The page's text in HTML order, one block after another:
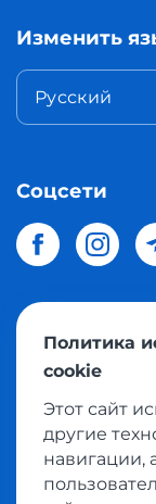
Изменить
Русский
Соцсети
© 2026 Meest
магазинов
Политика
cookie
Этот сайт
другие
навигации,